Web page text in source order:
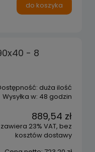
do koszyka
- 8
duża ilość
Wysyłka w: 48 godzin
889,54 zł
zawiera 23% VAT, bez
kosztów dostawy